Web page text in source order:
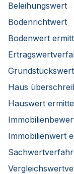
Beleihungswert
Bodenrichtwert
Bodenwert
Haus
Hauswert
Immobilienwert